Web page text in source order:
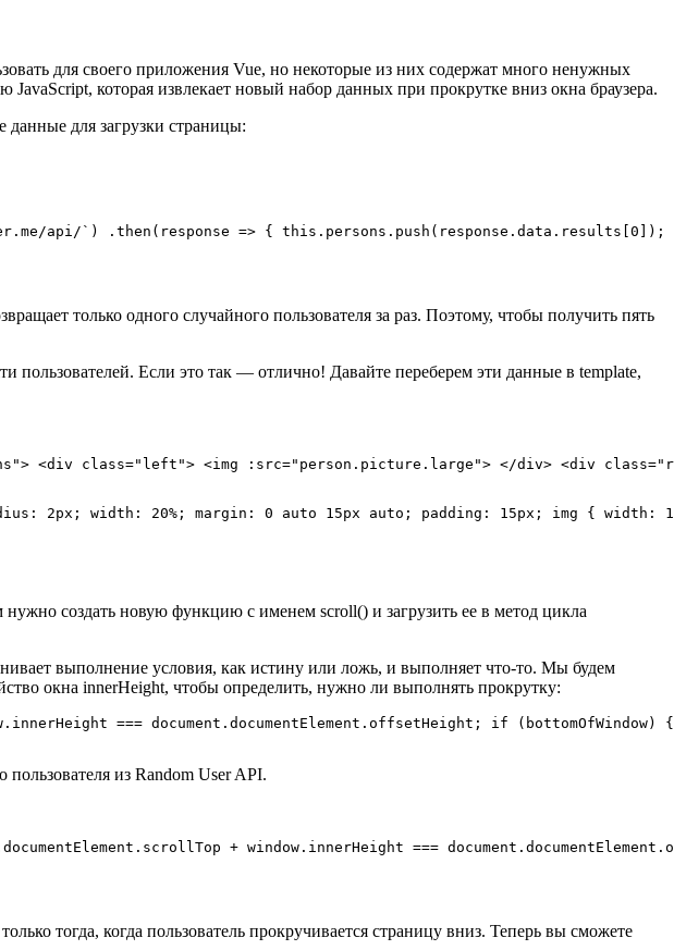
для своего приложения Vue, но некоторые из них содержат много ненужных
которая извлекает новый набор данных при прокрутке вниз окна браузера.
для загрузки страницы:
api/`) .then(response => {
только одного случайного пользователя за раз. Поэтому, чтобы получить пять
пользователей. Если это так — отлично! Давайте переберем эти данные в template,
<div class="left"> <img :src="person.picture.large"> </div>
2px; width: 20%; margin: 0 auto 15px auto; padding: 15px;
создать новую функцию с именем scroll() и загрузить ее в метод цикла
выполнение условия, как истину или ложь, и выполняет что-то. Мы будем
окна innerHeight, чтобы определить, нужно ли выполнять прокрутку:
=== document.documentElement.offsetHeight; if
из Random User API.
+ window.innerHeight ===
тогда, когда пользователь прокручивается страницу вниз. Теперь вы сможете